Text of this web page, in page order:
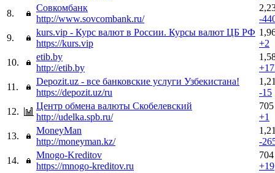
8.
Совкомбанк
http://www.sovcombank.ru/
-
9.
kurs.vip - Курс валют в России. Курсы валют ЦБ РФ
https://kurs.vip
+2
10.
etib.by
http://etib.by
11.
Depozit.uz - все банковские услуги Узбекистана!
https://depozit.uz/ru
-15
12.
Центр обмена валюты Скобелевский
http://udelka.spb.ru/
705
+1
13.
MoneyMan
http://moneyman.kz/
-
14.
Mnogo-Kreditov
https://mnogo-kreditov.ru
704
+19